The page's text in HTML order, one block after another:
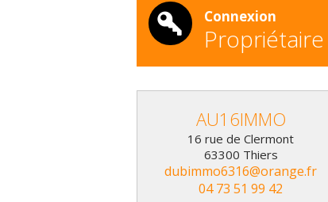
Connexion
Propriétaire
AU16IMMO
16 rue de Clermont
63300 Thiers
dubimmo6316@orange.fr
04 73 51 99 42